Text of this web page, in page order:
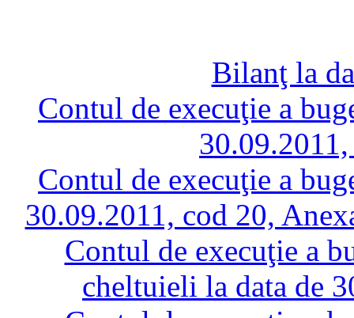
Bilanţ la
Contul de execuţie a
Contul de execuţie a
30.09.2011, cod 20,
Contul de execuţie a
cheltuieli la data de